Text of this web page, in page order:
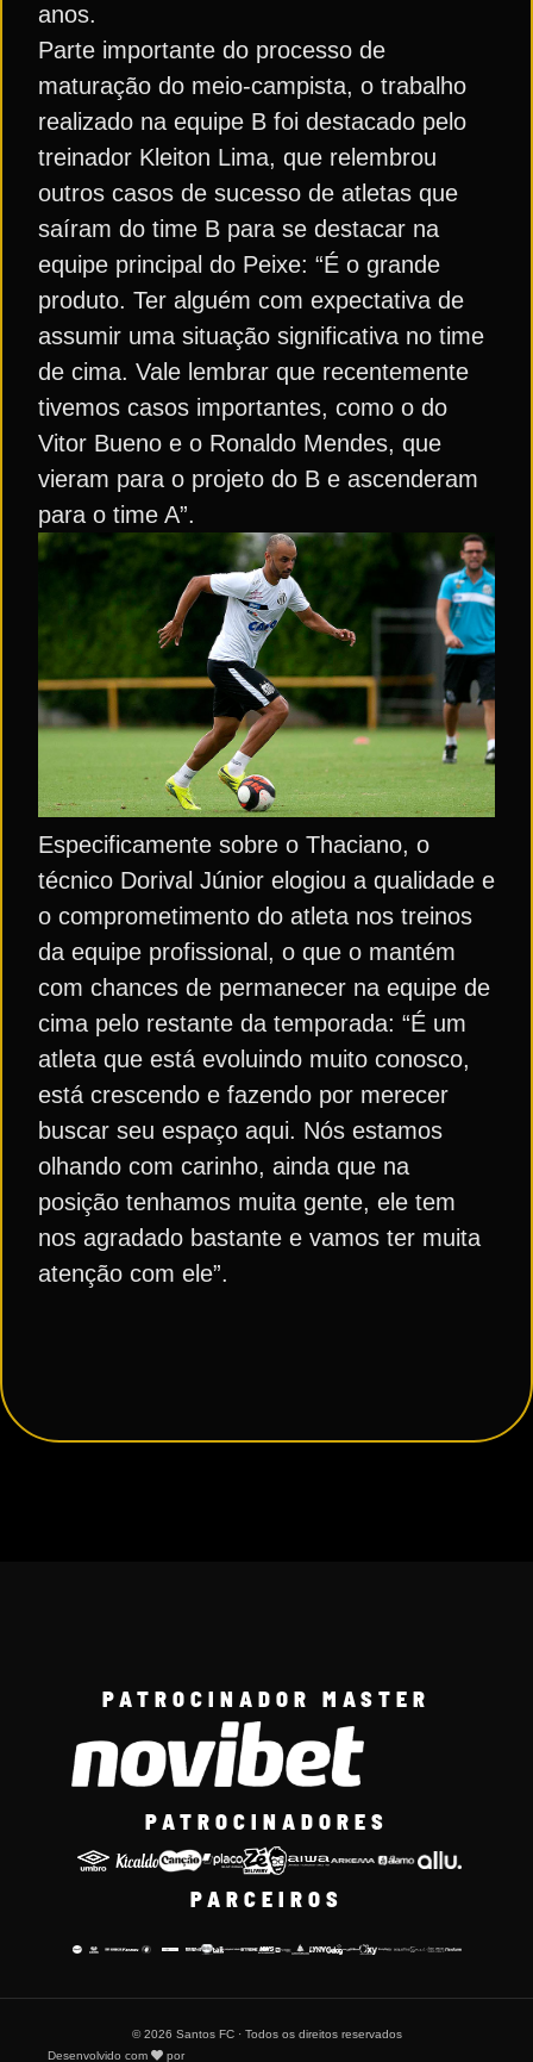
anos.
Parte importante do processo de
maturação do meio-campista, o trabalho
realizado na equipe B foi destacado pelo
treinador Kleiton Lima, que relembrou
outros casos de sucesso de atletas que
saíram do time B para se destacar na
equipe principal do Peixe: “É o grande
produto. Ter alguém com expectativa de
assumir uma situação significativa no time
de cima. Vale lembrar que recentemente
tivemos casos importantes, como o do
Vitor Bueno e o Ronaldo Mendes, que
vieram para o projeto do B e ascenderam
para o time A”.
Especificamente sobre o Thaciano, o
técnico Dorival Júnior elogiou a qualidade e
o comprometimento do atleta nos treinos
da equipe profissional, o que o mantém
com chances de permanecer na equipe de
cima pelo restante da temporada: “É um
atleta que está evoluindo muito conosco,
está crescendo e fazendo por merecer
buscar seu espaço aqui. Nós estamos
olhando com carinho, ainda que na
posição tenhamos muita gente, ele tem
nos agradado bastante e vamos ter muita
atenção com ele”.
PATROCINADOR MASTER
PATROCINADORES
PARCEIROS
© 2026 Santos FC · Todos os direitos reservados
Desenvolvido com
por